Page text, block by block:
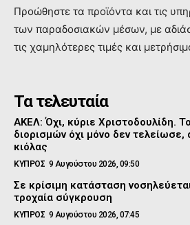
Προώθηστε τα προϊόντα και τις
των παραδοσιακών μέσων, με
τις χαμηλότερες τιμές και
Τα τελευταία
ΑΚΕΛ: Όχι, κύριε Χριστοδουλίδη.
διορισμών όχι μόνο δεν τελείωσε,
κιόλας
ΚΥΠΡΟΣ 9 Αυγούστου 2026, 09:50
Σε κρίσιμη κατάσταση
τροχαία σύγκρουση
ΚΥΠΡΟΣ 9 Αυγούστου 2026, 07:45